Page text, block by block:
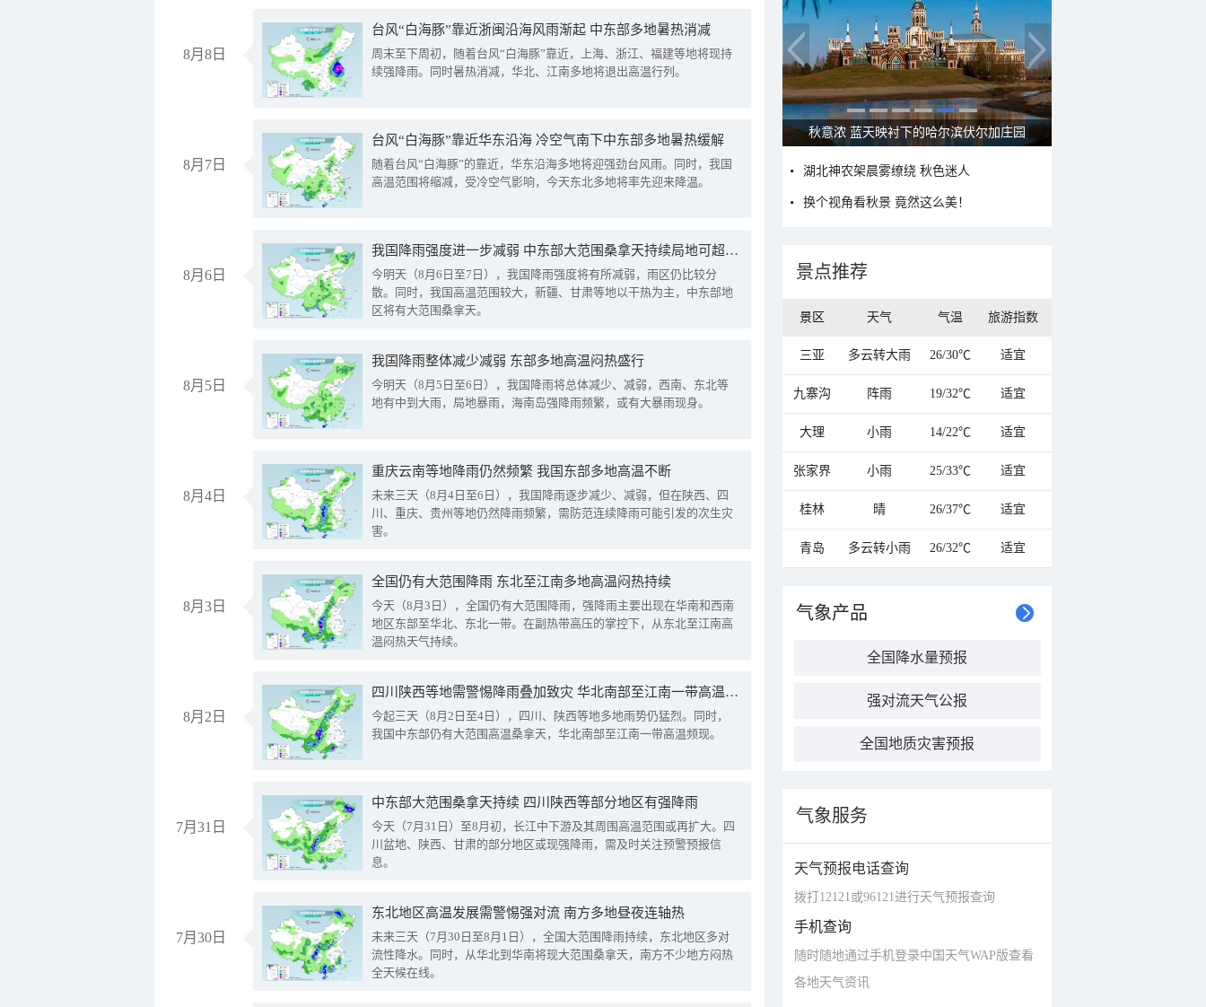
8月8日
台风“白海豚”靠近浙闽沿海风雨渐起 中东部多地暑热消减
周末至下周初，随着台风“白海豚”靠近，上海、浙江、福建等地将现持
续强降雨。同时暑热消减，华北、江南多地将退出高温行列。
8月7日
台风“白海豚”靠近华东沿海 冷空气南下中东部多地暑热缓解
随着台风“白海豚”的靠近，华东沿海多地将迎强劲台风雨。同时，我国
高温范围将缩减，受冷空气影响，今天东北多地将率先迎来降温。
8月6日
我国降雨强度进一步减弱 中东部大范围桑拿天持续局地可超38℃
今明天（8月6日至7日），我国降雨强度将有所减弱，雨区仍比较分
散。同时，我国高温范围较大，新疆、甘肃等地以干热为主，中东部地
区将有大范围桑拿天。
8月5日
我国降雨整体减少减弱 东部多地高温闷热盛行
今明天（8月5日至6日），我国降雨将总体减少、减弱，西南、东北等
地有中到大雨，局地暴雨，海南岛强降雨频繁，或有大暴雨现身。
8月4日
重庆云南等地降雨仍然频繁 我国东部多地高温不断
未来三天（8月4日至6日），我国降雨逐步减少、减弱，但在陕西、四
川、重庆、贵州等地仍然降雨频繁，需防范连续降雨可能引发的次生灾
害。
8月3日
全国仍有大范围降雨 东北至江南多地高温闷热持续
今天（8月3日），全国仍有大范围降雨，强降雨主要出现在华南和西南
地区东部至华北、东北一带。在副热带高压的掌控下，从东北至江南高
温闷热天气持续。
8月2日
四川陕西等地需警惕降雨叠加致灾 华北南部至江南一带高温频现
今起三天（8月2日至4日），四川、陕西等地多地雨势仍猛烈。同时，
我国中东部仍有大范围高温桑拿天，华北南部至江南一带高温频现。
7月31日
中东部大范围桑拿天持续 四川陕西等部分地区有强降雨
今天（7月31日）至8月初，长江中下游及其周围高温范围或再扩大。四
川盆地、陕西、甘肃的部分地区或现强降雨，需及时关注预警预报信
息。
7月30日
东北地区高温发展需警惕强对流 南方多地昼夜连轴热
未来三天（7月30日至8月1日），全国大范围降雨持续，东北地区多对
流性降水。同时，从华北到华南将现大范围桑拿天，南方不少地方闷热
全天候在线。
秋意浓 蓝天映衬下的哈尔滨伏尔加庄园
湖北神农架晨雾缭绕 秋色迷人
换个视角看秋景 竟然这么美！
景点推荐
景区 天气 气温 旅游指数
三亚 多云转大雨 26/30℃ 适宜
九寨沟 阵雨 19/32℃ 适宜
大理 小雨 14/22℃ 适宜
张家界 小雨 25/33℃ 适宜
桂林 晴 26/37℃ 适宜
青岛 多云转小雨 26/32℃ 适宜
气象产品
全国降水量预报
强对流天气公报
全国地质灾害预报
气象服务
天气预报电话查询
拨打12121或96121进行天气预报查询
手机查询
随时随地通过手机登录中国天气WAP版查看
各地天气资讯